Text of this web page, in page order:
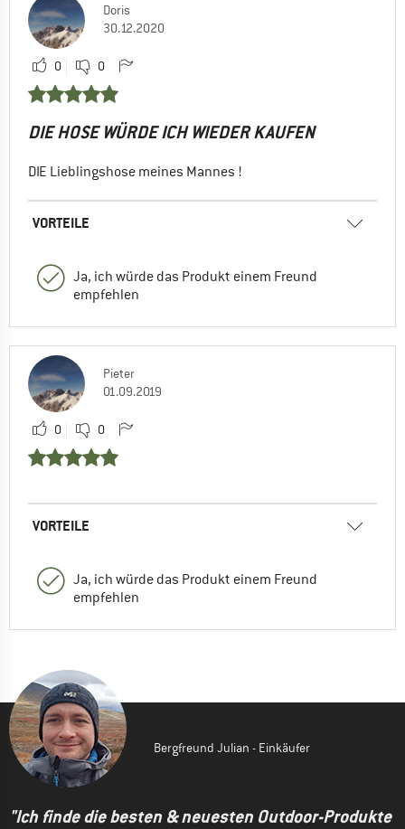
Doris
30.12.2020
0 0
DIE HOSE WÜRDE ICH WIEDER KAUFEN
DIE Lieblingshose meines Mannes !
VORTEILE
Ja, ich würde das Produkt einem Freund
empfehlen
Pieter
01.09.2019
0 0
VORTEILE
Ja, ich würde das Produkt einem Freund
empfehlen
Bergfreund Julian - Einkäufer
"Ich finde die besten & neuesten Outdoor-Produkte